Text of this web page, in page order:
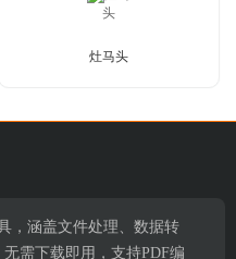
灶马头
，涵盖文件处理、数据转
需下载即用，支持PDF编